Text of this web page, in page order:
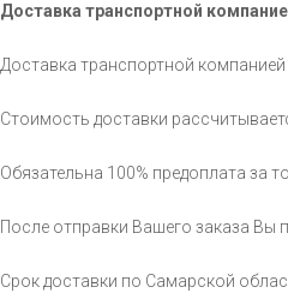
Доставка транспортной
Доставка транспортной компанией
Стоимость доставки
Обязательна 100% предоплата за
После отправки Вашего заказа Вы
Срок доставки по Самарской